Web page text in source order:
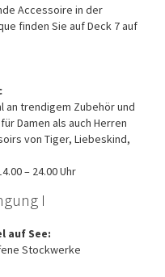
Accessoire in der
finden Sie auf Deck 7 auf
an trendigem Zubehör und
Damen als auch Herren
von Tiger, Liebeskind,
– 24.00 Uhr
I
auf See:
Stockwerke